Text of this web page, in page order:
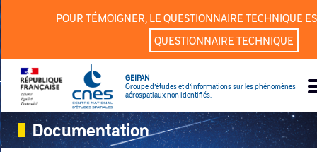
POUR TÉMOIGNER, LE QUESTIONNAIRE TECHNIQUE
QUESTIONNAIRE TECHNIQUE
GEIPAN
Groupe d’études et d’informations sur les phénomènes
aérospatiaux non identifiés.
Documentation